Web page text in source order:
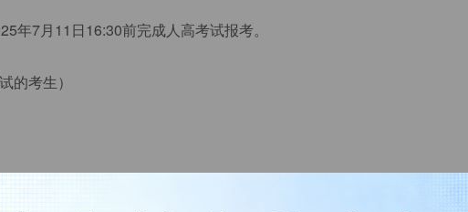
年7月11日16:30前完成人高考试报考。
的考生）
7月11日16:30前完成报考。